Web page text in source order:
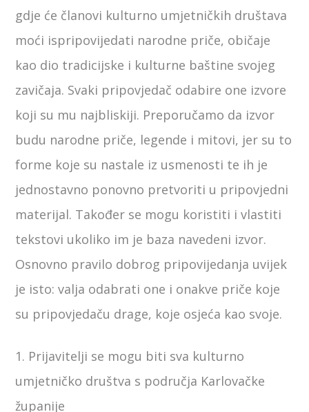
gdje će članovi kulturno umjetničkih društava
moći ispripovijedati narodne priče, običaje
kao dio tradicijske i kulturne baštine svojeg
zavičaja. Svaki pripovjedač odabire one izvore
koji su mu najbliskiji. Preporučamo da izvor
budu narodne priče, legende i mitovi, jer su to
forme koje su nastale iz usmenosti te ih je
jednostavno ponovno pretvoriti u pripovjedni
materijal. Također se mogu koristiti i vlastiti
tekstovi ukoliko im je baza navedeni izvor.
Osnovno pravilo dobrog pripovijedanja uvijek
je isto: valja odabrati one i onakve priče koje
su pripovjedaču drage, koje osjeća kao svoje.
1. Prijavitelji se mogu biti sva kulturno
umjetničko društva s područja Karlovačke
županije